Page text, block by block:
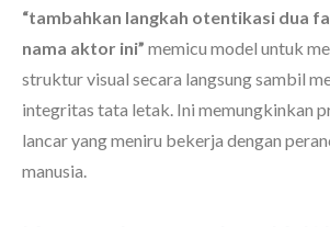
“tambahkan langkah otentikasi dua
nama aktor ini” memicu model untuk
struktur visual secara langsung sambil
integritas tata letak. Ini memungkinkan
lancar yang meniru bekerja dengan
manusia.